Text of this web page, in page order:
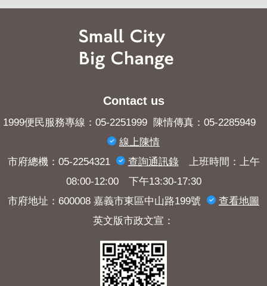
Contact us
1999便民服務專線：05-2251999 陳情傳真：05-2285949
線上陳情
市府總機：05-2254321
查詢​通訊錄上班時間：上午
08:00-12:00 下午13:30-17:30
市府地址：600008 嘉義市東區中山路199號
查看地圖
英文版市政文宣：